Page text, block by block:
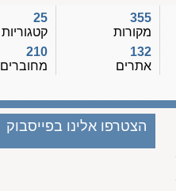
355
מקורות
132
אתרים
25
קטגוריות
210
מחוברים
הצטרפו אלינו בפייסבוק